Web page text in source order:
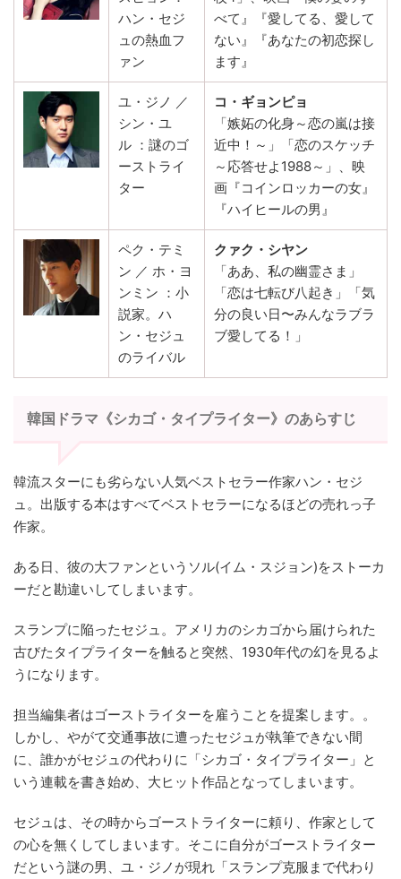
ハン・セジ
ュの熱血フ
ァン
べて』『愛してる、愛して
ない』『あなたの初恋探し
ます』
ユ・ジノ ／
シン・ユ
ル ：謎のゴ
ーストライ
ター
コ・ギョンピョ
「嫉妬の化身～恋の嵐は接
近中！～」「恋のスケッチ
～応答せよ1988～」、映
画『コインロッカーの女』
『ハイヒールの男』
ペク・テミ
ン ／ ホ・ヨ
ンミン ：小
説家。ハ
ン・セジュ
のライバル
クァク・シヤン
「ああ、私の幽霊さま」
「恋は七転び八起き」「気
分の良い日〜みんなラブラ
ブ愛してる！」
韓国ドラマ《シカゴ・タイプライター》のあらすじ
韓流スターにも劣らない人気ベストセラー作家ハン・セジ
ュ。出版する本はすべてベストセラーになるほどの売れっ子
作家。
ある日、彼の大ファンというソル(イム・スジョン)をストーカ
ーだと勘違いしてしまいます。
スランプに陥ったセジュ。アメリカのシカゴから届けられた
古びたタイプライターを触ると突然、1930年代の幻を見るよ
うになります。
担当編集者はゴーストライターを雇うことを提案します。。
しかし、やがて交通事故に遭ったセジュが執筆できない間
に、誰かがセジュの代わりに「シカゴ・タイプライター」と
いう連載を書き始め、大ヒット作品となってしまいます。
セジュは、その時からゴーストライターに頼り、作家として
の心を無くしてしまいます。そこに自分がゴーストライター
だという謎の男、ユ・ジノが現れ「スランプ克服まで代わり